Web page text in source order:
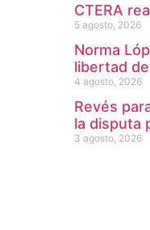
CTERA
5 agosto, 2026
Norma
libertad
4 agosto, 2026
Revés
la disputa
3 agosto, 2026